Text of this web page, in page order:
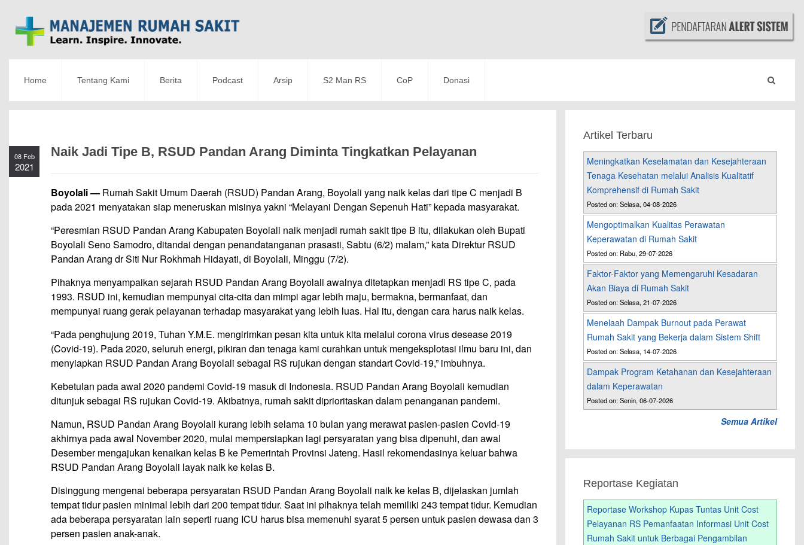
Home Tentang Kami Berita Podcast Arsip S2 Man RS CoP Donasi
08 Feb
2021
Naik Jadi Tipe B, RSUD Pandan Arang Diminta Tingkatkan Pelayanan
Boyolali — Rumah Sakit Umum Daerah (RSUD) Pandan Arang, Boyolali yang naik kelas dari tipe C menjadi B
pada 2021 menyatakan siap meneruskan misinya yakni “Melayani Dengan Sepenuh Hati” kepada masyarakat.
“Peresmian RSUD Pandan Arang Kabupaten Boyolali naik menjadi rumah sakit tipe B itu, dilakukan oleh Bupati
Boyolali Seno Samodro, ditandai dengan penandatanganan prasasti, Sabtu (6/2) malam,” kata Direktur RSUD
Pandan Arang dr Siti Nur Rokhmah Hidayati, di Boyolali, Minggu (7/2).
Pihaknya menyampaikan sejarah RSUD Pandan Arang Boyolali awalnya ditetapkan menjadi RS tipe C, pada
1993. RSUD ini, kemudian mempunyai cita-cita dan mimpi agar lebih maju, bermakna, bermanfaat, dan
mempunyai ruang gerak pelayanan terhadap masyarakat yang lebih luas. Hal itu, dengan cara harus naik kelas.
“Pada penghujung 2019, Tuhan Y.M.E. mengirimkan pesan kita untuk kita melalui corona virus desease 2019
(Covid-19). Pada 2020, seluruh energi, pikiran dan tenaga kami curahkan untuk mengeksplotasi ilmu baru ini, dan
menyiapkan RSUD Pandan Arang Boyolali sebagai RS rujukan dengan standart Covid-19,” imbuhnya.
Kebetulan pada awal 2020 pandemi Covid-19 masuk di Indonesia. RSUD Pandan Arang Boyolali kemudian
ditunjuk sebagai RS rujukan Covid-19. Akibatnya, rumah sakit diprioritaskan dalam penanganan pandemi.
Namun, RSUD Pandan Arang Boyolali kurang lebih selama 10 bulan yang merawat pasien-pasien Covid-19
akhirnya pada awal November 2020, mulai mempersiapkan lagi persyaratan yang bisa dipenuhi, dan awal
Desember mengajukan kenaikan kelas B ke Pemerintah Provinsi Jateng. Hasil rekomendasinya keluar bahwa
RSUD Pandan Arang Boyolali layak naik ke kelas B.
Disinggung mengenai beberapa persyaratan RSUD Pandan Arang Boyolali naik ke kelas B, dijelaskan jumlah
tempat tidur pasien minimal lebih dari 200 tempat tidur. Saat ini pihaknya telah memiliki 243 tempat tidur. Kemudian
ada beberapa persyaratan lain seperti ruang ICU harus bisa memenuhi syarat 5 persen untuk pasien dewasa dan 3
persen pasien anak-anak.
Artikel Terbaru
Meningkatkan Keselamatan dan Kesejahteraan
Tenaga Kesehatan melalui Analisis Kualitatif
Komprehensif di Rumah Sakit
Posted on: Selasa, 04-08-2026
Mengoptimalkan Kualitas Perawatan
Keperawatan di Rumah Sakit
Posted on: Rabu, 29-07-2026
Faktor-Faktor yang Memengaruhi Kesadaran
Akan Biaya di Rumah Sakit
Posted on: Selasa, 21-07-2026
Menelaah Dampak Burnout pada Perawat
Rumah Sakit yang Bekerja dalam Sistem Shift
Posted on: Selasa, 14-07-2026
Dampak Program Ketahanan dan Kesejahteraan
dalam Keperawatan
Posted on: Senin, 06-07-2026
Semua Artikel
Reportase Kegiatan
Reportase Workshop Kupas Tuntas Unit Cost
Pelayanan RS Pemanfaatan Informasi Unit Cost
Rumah Sakit untuk Berbagai Pengambilan